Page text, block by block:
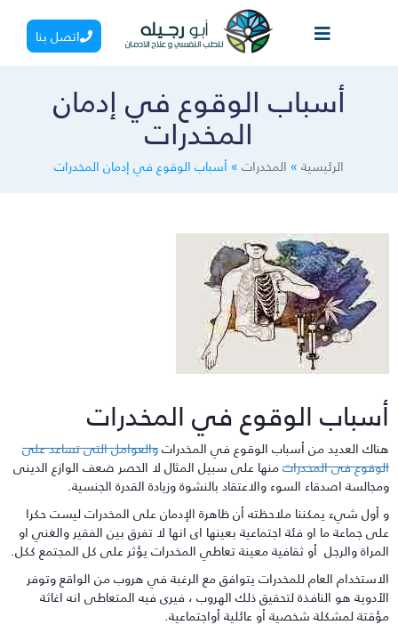
اتصل بنا
أسباب الوقوع في إدمان
المخدرات
الرئيسية»المخدرات»أسباب الوقوع في إدمان المخدرات
الوقوع في المخدرات
العديد من أسباب الوقوع في المخدراتوالعوامل التى تساعد على
فى المخدراتمنها على سبيل المثال لا الحصر ضعف الوازع الدينى
اصدقاء السوء والاعتقاد بالنشوة وزيادة القدرة الجنسية.
أول شيء يمكننا ملاحظته أن ظاهرة الإدمان على المخدرات ليست حكرا
جماعة ما او فئة اجتماعية بعينها اى انها لا تفرق بين الفقير والغني او
والرجل أو ثقافية معينة تعاطي المخدرات يؤثر على كل المجتمع ككل.
العام للمخدرات يتوافق مع الرغبة في هروب من الواقع وتوفر
هو النافذة لتحقيق ذلك الهروب ، فيرى فيه المتعاطى انه اغاثة
لمشكلة شخصية أو عائلية أواجتماعية.